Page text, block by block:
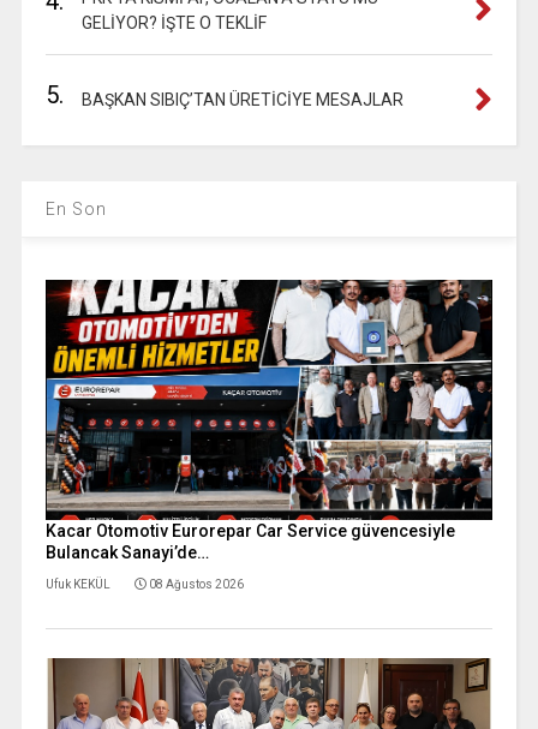
GELİYOR? İŞTE O TEKLİF
5. BAŞKAN SIBIÇ’TAN ÜRETİCİYE MESAJLAR
En Son
Kacar Otomotiv Eurorepar Car Service güvencesiyle
Bulancak Sanayi’de…
Ufuk KEKÜL 08 Ağustos 2026